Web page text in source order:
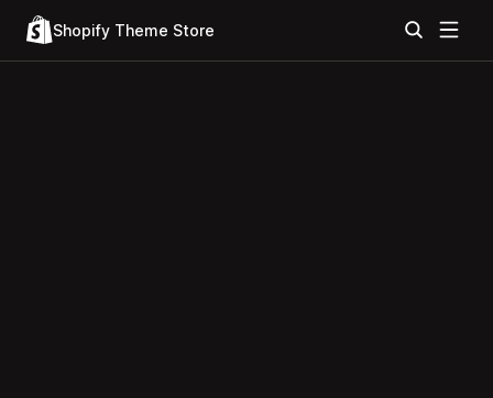
Shopify Theme Store